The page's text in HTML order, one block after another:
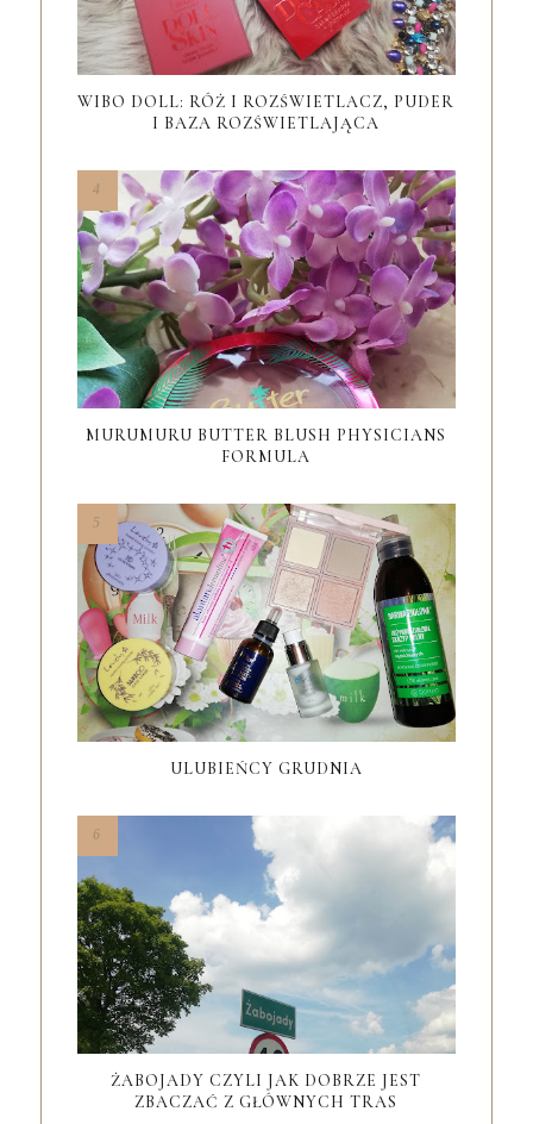
WIBO DOLL: RÓŻ I ROZŚWIETLACZ, PUDER
I BAZA ROZŚWIETLAJĄCA
MURUMURU BUTTER BLUSH PHYSICIANS
FORMULA
ULUBIEŃCY GRUDNIA
ŻABOJADY CZYLI JAK DOBRZE JEST
ZBACZAĆ Z GŁÓWNYCH TRAS